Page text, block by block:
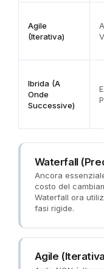
Agile
(Iterativa)
Ibrida (A
Onde
Successive)
Waterfall
Ancora
costo del
Waterfall ora
fasi rigide.
Agile